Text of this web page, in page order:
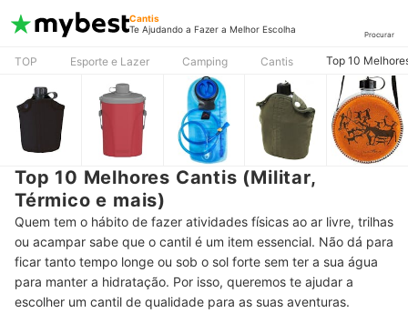
Cantis
Te Ajudando a Fazer a Melhor Escolha
Procurar
TOP Esporte e Lazer Camping Cantis Top 10
Top 10 Melhores Cantis (Militar,
Térmico e mais)
Quem tem o hábito de fazer atividades físicas ao ar livre, trilhas
ou acampar sabe que o cantil é um item essencial. Não dá para
ficar tanto tempo longe ou sob o sol forte sem ter a sua água
para manter a hidratação. Por isso, queremos te ajudar a
escolher um cantil de qualidade para as suas aventuras.